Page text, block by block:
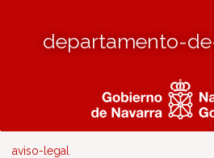
departamento-
aviso-legal